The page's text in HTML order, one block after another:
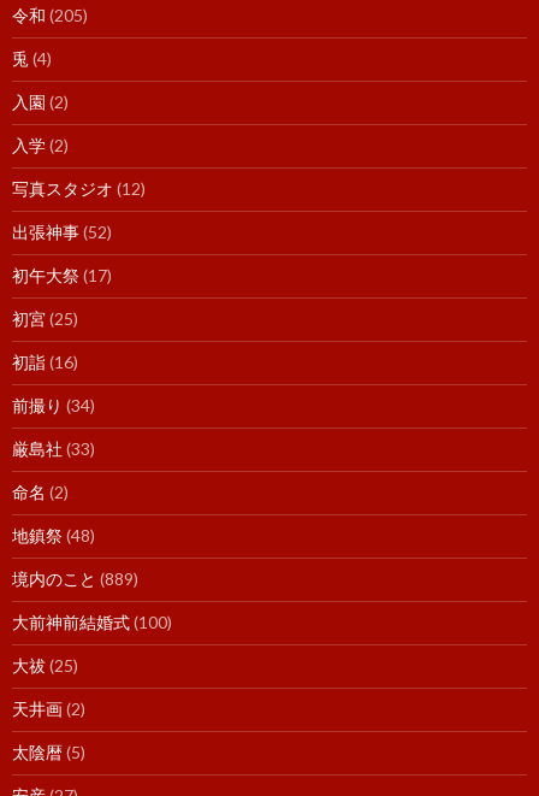
令和 (205)
兎 (4)
入園 (2)
入学(2)
写真スタジオ (12)
出張神事(52)
初午大祭(17)
初宮(25)
初詣(16)
前撮り (34)
厳島社 (33)
命名 (2)
地鎮祭(48)
境内のこと (889)
大前神前結婚式(100)
大祓(25)
天井画(2)
太陰暦(5)